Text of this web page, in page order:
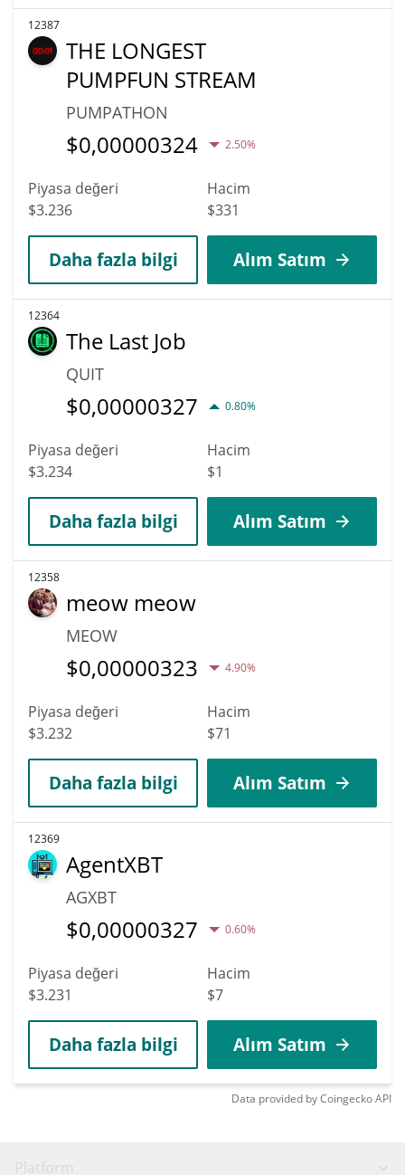
12387
THE LONGEST
PUMPFUN STREAM
PUMPATHON
$0,00000324 2.50%
Piyasa değeri
$3.236
Hacim
$331
Daha fazla bilgi Alım Satım
12364
The Last Job
QUIT
$0,00000327 0.80%
Piyasa değeri
$3.234
Hacim
$1
Daha fazla bilgi Alım Satım
12358
meow meow
MEOW
$0,00000323 4.90%
Piyasa değeri
$3.232
Hacim
$71
Daha fazla bilgi Alım Satım
12369
AgentXBT
AGXBT
$0,00000327 0.60%
Piyasa değeri
$3.231
Hacim
$7
Daha fazla bilgi Alım Satım
Data provided byCoingeckoAPI
Platform